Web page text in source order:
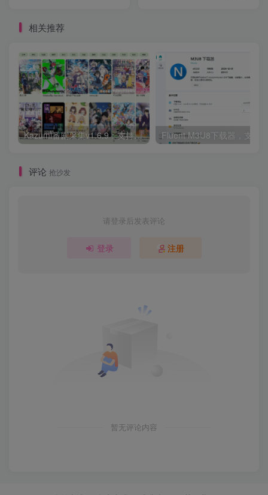
相关推荐
Kazumi番剧采集v1.6.9：支持自定义规则+在线观看+弹幕，跨平台下载 Fluent M3U8下载器，支持
评论 抢沙发
请登录后发表评论
登录 注册
暂无评论内容